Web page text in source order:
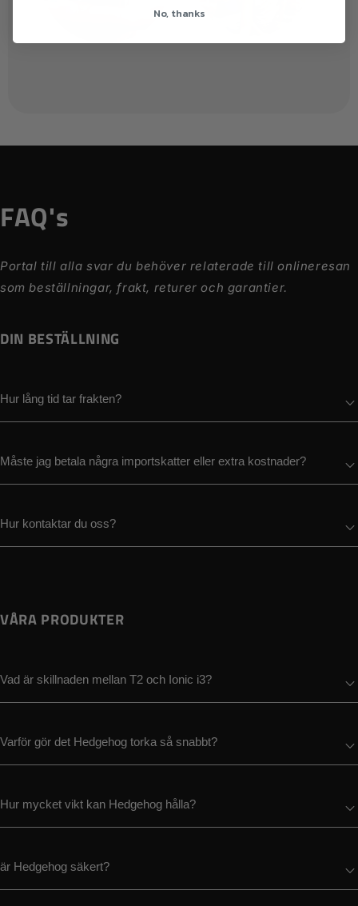
FAQ's
Portal till alla svar du behöver relaterade till onlineresan
som beställningar, frakt, returer och garantier.
DIN BESTÄLLNING
Hur lång tid tar frakten?
Måste jag betala några importskatter eller extra kostnader?
Hur kontaktar du oss?
VÅRA PRODUKTER
Vad är skillnaden mellan T2 och Ionic i3?
Varför gör det Hedgehog torka så snabbt?
Hur mycket vikt kan Hedgehog hålla?
är Hedgehog säkert?
No, thanks